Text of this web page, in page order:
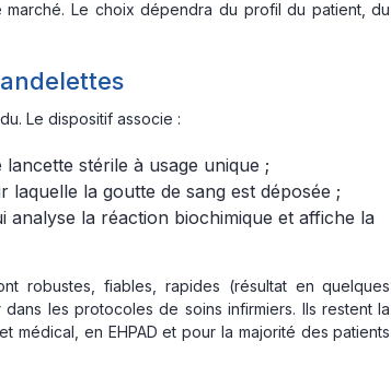
marché. Le choix dépendra du profil du patient, du
Le dispositif associe :
lancette stérile à usage unique ;
laquelle la goutte de sang est déposée ;
analyse la réaction biochimique et affiche la
robustes, fiables, rapides (résultat en quelques
les protocoles de soins infirmiers. Ils restent la
médical, en EHPAD et pour la majorité des patients